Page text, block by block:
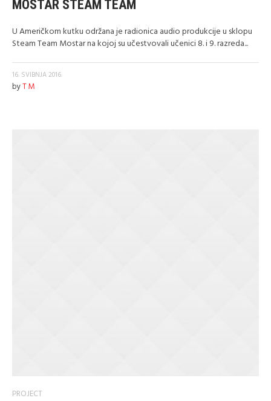
MOSTAR STEAM TEAM
U Američkom kutku održana je radionica audio produkcije u sklopu
Steam Team Mostar na kojoj su učestvovali učenici 8. i 9. razreda...
16. SVIBNJA 2016.
byT M
PROJECT